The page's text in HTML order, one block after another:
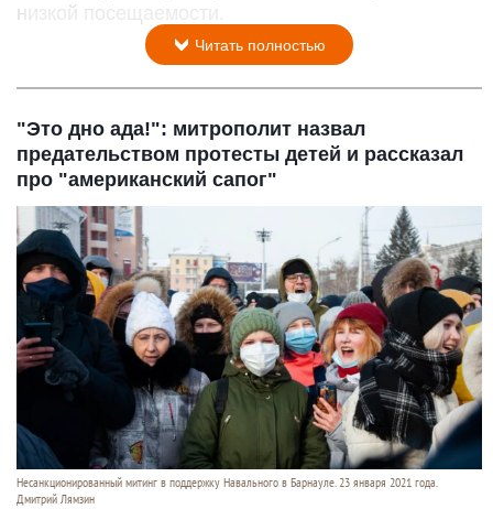
низкой посещаемости.
Читать полностью
"Это дно ада!": митрополит назвал
предательством протесты детей и рассказал
про "американский сапог"
Несанкционированный митинг в поддержку Навального в Барнауле. 23 января 2021 года.
Дмитрий Лямзин